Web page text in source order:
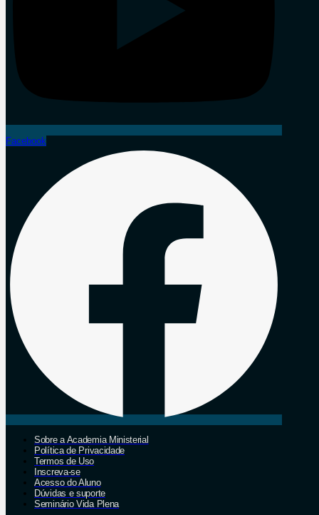
Facebook
Sobre a Academia Ministerial
Política de Privacidade
Termos de Uso
Inscreva-se
Acesso do Aluno
Dúvidas e suporte
Seminário Vida Plena